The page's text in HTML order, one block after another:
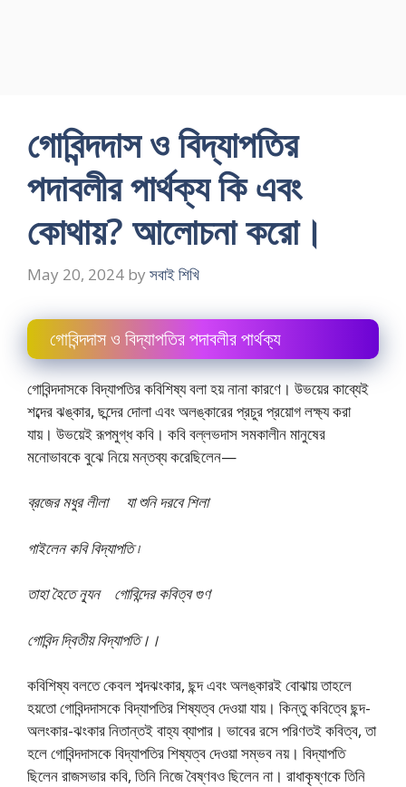
গোবিন্দদাস ও বিদ্যাপতির
পদাবলীর পার্থক্য কি এবং
কোথায়? আলোচনা করো।
May 20, 2024 by সবাই শিখি
গোবিন্দদাস ও বিদ্যাপতির পদাবলীর পার্থক্য
গোবিন্দদাসকে বিদ্যাপতির কবিশিষ্য বলা হয় নানা কারণে। উভয়ের কাব্যেই
শব্দের ঝঙ্কার, ছন্দের দোলা এবং অলঙ্কারের প্রচুর প্রয়োগ লক্ষ্য করা
যায়। উভয়েই রূপমুগ্ধ কবি। কবি বল্লভদাস সমকালীন মানুষের
মনোভাবকে বুঝে নিয়ে মন্তব্য করেছিলেন—
ব্রজের মধুর লীলা যা শুনি দরবে শিলা
গাইলেন কবি বিদ্যাপতি ৷
তাহা হৈতে ন্যূন গোবিন্দের কবিত্ব গুণ
গোবিন্দ দ্বিতীয় বিদ্যাপতি।।
কবিশিষ্য বলতে কেবল শব্দঝংকার, ছন্দ এবং অলঙ্কারই বোঝায় তাহলে
হয়তো গোবিন্দদাসকে বিদ্যাপতির শিষ্যত্ব দেওয়া যায়। কিন্তু কবিত্বে ছন্দ-
অলংকার-ঝংকার নিতান্তই বাহ্য ব্যাপার। ভাবের রসে পরিণতই কবিত্ব, তা
হলে গোবিন্দদাসকে বিদ্যাপতির শিষ্যত্ব দেওয়া সম্ভব নয়। বিদ্যাপতি
ছিলেন রাজসভার কবি, তিনি নিজে বৈষ্ণবও ছিলেন না। রাধাকৃষ্ণকে তিনি